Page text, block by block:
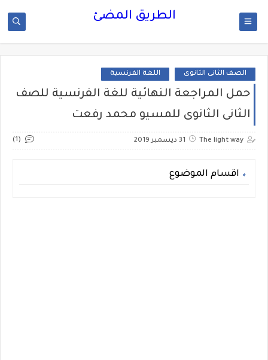
الطريق المضئ
الصف الثانى الثانوى اللغة الفرنسية
حمل المراجعة النهائية للغة الفرنسية للصف
الثانى الثانوى للمسيو محمد رفعت
The light way 31 ديسمبر 2019 (1)
اقسام الموضوع